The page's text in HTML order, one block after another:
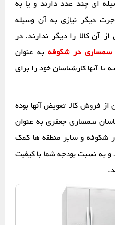
ای چند عدد دارند و یا به
دیگر نیازی به آن وسیله
آن کالا را دیگر ندارند. در
سمساری در شکوفهبه عنوان
تا آنها کارشناسان خود را برای
فروش کالا تعویض آنها بوده
سمساری جعفری به عنوان
شکوفه و سایر منطقه ها کمک
و به نسبت بودجه شما با کیفیت